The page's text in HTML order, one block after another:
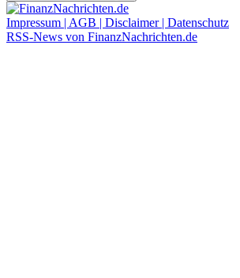
Impressum | AGB | Disclaimer | Datenschutz
RSS-News von FinanzNachrichten.de